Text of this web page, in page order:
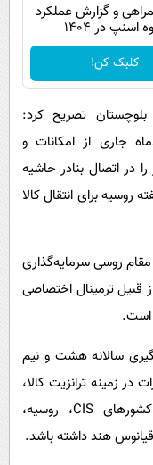
و گزارش عملکرد
اسنپ در ۱۴۰۴
کلیک کن!
تصریح کرد:
روز پنجشنبه ۲۴ مردادماه جاری از امکانات و
در اتصال بنادر حاشیه
روسیه برای انتقال کالا
روسی سرمایه‌گذاری
قبیل ترمینال اختصاصی
است.
سالانه هشت و نیم
در زمینه ترانزیت کالا،
می‌تواند نقش مهمی در توسعه روابط کشورهای CIS، روسیه،
هند داشته باشد.